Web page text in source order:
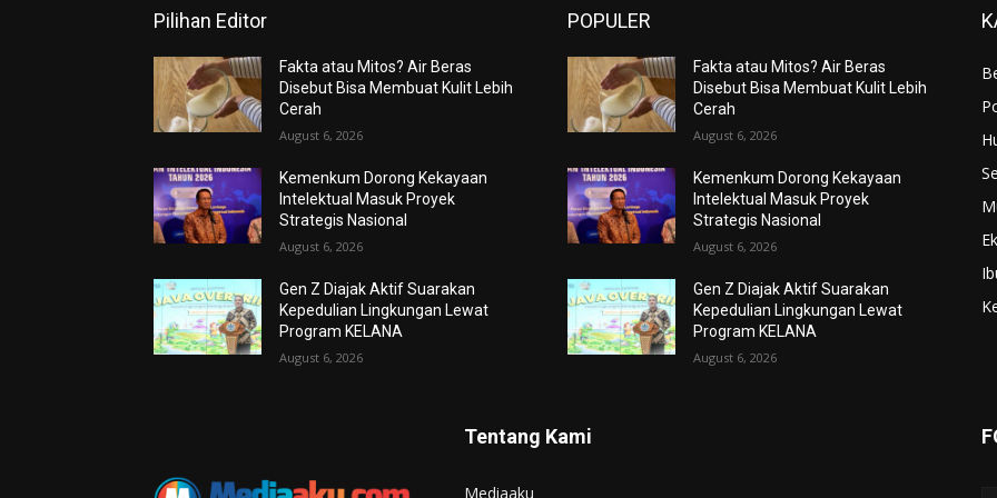
Pilihan Editor
Fakta atau Mitos? Air Beras
Disebut Bisa Membuat Kulit Lebih
Cerah
August 6, 2026
Kemenkum Dorong Kekayaan
Intelektual Masuk Proyek
Strategis Nasional
August 6, 2026
Gen Z Diajak Aktif Suarakan
Kepedulian Lingkungan Lewat
Program KELANA
August 6, 2026
POPULER
Fakta atau Mitos? Air Beras
Disebut Bisa Membuat Kulit Lebih
Cerah
August 6, 2026
Kemenkum Dorong Kekayaan
Intelektual Masuk Proyek
Strategis Nasional
August 6, 2026
Gen Z Diajak Aktif Suarakan
Kepedulian Lingkungan Lewat
Program KELANA
August 6, 2026
Tentang Kami
Mediaaku